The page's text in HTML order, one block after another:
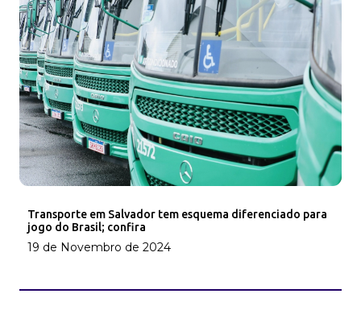
Transporte em Salvador tem esquema diferenciado para
jogo do Brasil; confira
19 de Novembro de 2024